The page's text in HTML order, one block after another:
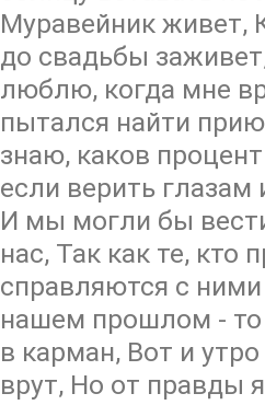
Муравейник живет,
до свадьбы
люблю, когда мне
пытался найти
знаю, каков
если верить
И мы могли бы
нас, Так как те, кто
справляются с
нашем прошлом - то
в карман, Вот и
врут, Но от правды